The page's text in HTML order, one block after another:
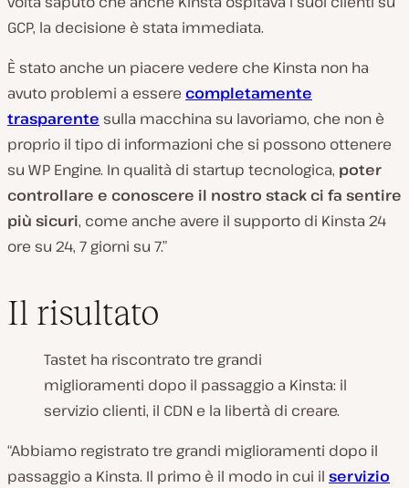
GCP, la decisione è stata immediata.
È stato anche un piacere vedere che Kinsta non ha
avuto problemi a essere completamente
trasparente sulla macchina su lavoriamo, che non è
proprio il tipo di informazioni che si possono ottenere
su WP Engine. In qualità di startup tecnologica, poter
controllare e conoscere il nostro stack ci fa sentire
più sicuri, come anche avere il supporto di Kinsta 24
ore su 24, 7 giorni su 7.”
Il risultato
Tastet ha riscontrato tre grandi
miglioramenti dopo il passaggio a Kinsta: il
servizio clienti, il CDN e la libertà di creare.
“Abbiamo registrato tre grandi miglioramenti dopo il
passaggio a Kinsta. Il primo è il modo in cui il servizio